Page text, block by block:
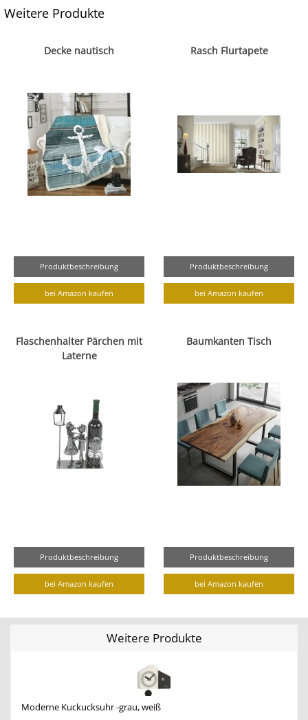
Weitere Produkte
Decke nautisch
Produktbeschreibung
bei Amazon kaufen
Rasch Flurtapete
Produktbeschreibung
bei Amazon kaufen
Flaschenhalter Pärchen mit
Laterne
Produktbeschreibung
bei Amazon kaufen
Baumkanten Tisch
Produktbeschreibung
bei Amazon kaufen
Weitere Produkte
Moderne Kuckucksuhr -grau, weiß